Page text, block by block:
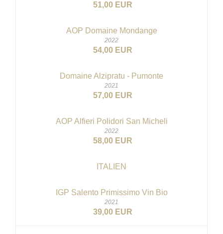
51,00 EUR
AOP Domaine Mondange
2022
54,00 EUR
Domaine Alzipratu - Pumonte
2021
57,00 EUR
AOP Alfieri Polidori San Micheli
2022
58,00 EUR
ITALIEN
IGP Salento Primissimo Vin Bio
2021
39,00 EUR